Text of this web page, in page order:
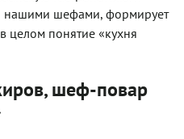
нашими шефами, формирует
целом понятие «кухня
шеф-повар